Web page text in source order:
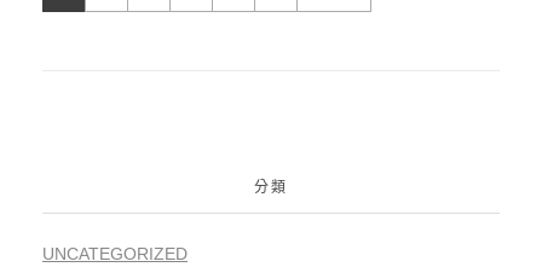
分類
UNCATEGORIZED